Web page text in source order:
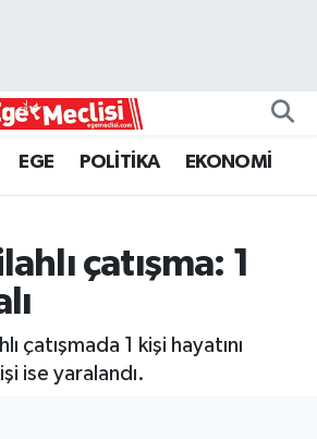
EGE POLİTİKA EKONOMİ
çatışma: 1
çatışmada 1 kişi hayatını
ise yaralandı.